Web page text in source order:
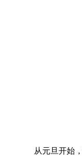
从元旦开始，